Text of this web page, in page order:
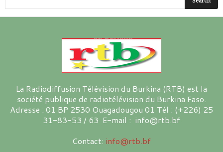
La Radiodiffusion Télévision du Burkina (RTB) est la
société publique de radiotélévision du Burkina Faso.
Adresse : 01 BP 2530 Ouagadougou 01 Tél : (+226) 25
31-83-53 / 63 E-mail : info@rtb.bf
Contact: info@rtb.bf